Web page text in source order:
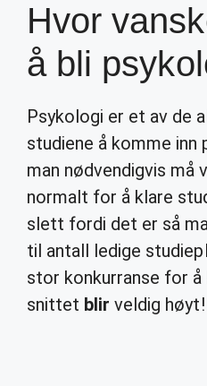
Hvor
å bli
Psykologi er et av de
studiene å komme inn
man nødvendigvis må
normalt for å klare
slett fordi det er så
til antall ledige
stor konkurranse for å
snittet blir veldig høyt!